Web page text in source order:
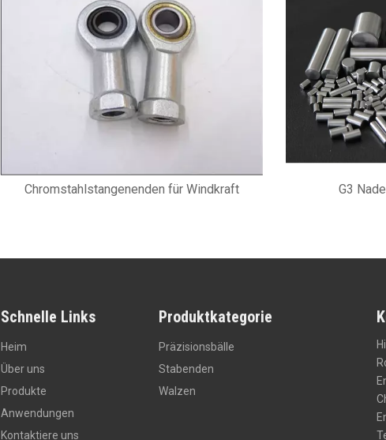
Chromstahlstangenenden für Windkraft G3
Schnelle Links
Heim
Über uns
Produkte
Anwendungen
Kontaktiere uns
Produktkategorie
Präzisionsbälle
Stabenden
Walzen